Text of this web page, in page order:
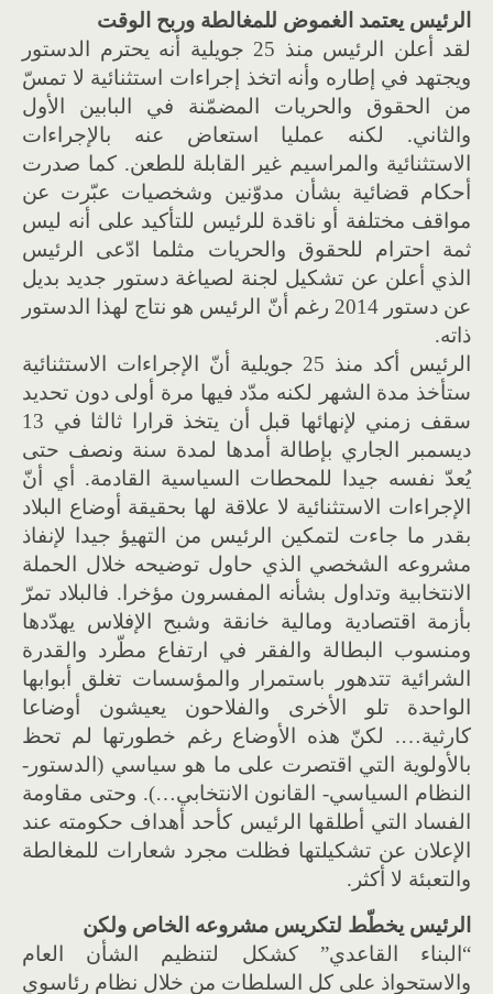
الرئيس يعتمد الغموض للمغالطة وربح الوقت
لقد أعلن الرئيس منذ 25 جويلية أنه يحترم الدستور
ويجتهد في إطاره وأنه اتخذ إجراءات استثنائية لا تمسّ
من الحقوق والحريات المضمّنة في البابين الأول
والثاني. لكنه عمليا استعاض عنه بالإجراءات
الاستثنائية والمراسيم غير القابلة للطعن. كما صدرت
أحكام قضائية بشأن مدوّنين وشخصيات عبّرت عن
مواقف مختلفة أو ناقدة للرئيس للتأكيد على أنه ليس
ثمة احترام للحقوق والحريات مثلما ادّعى الرئيس
الذي أعلن عن تشكيل لجنة لصياغة دستور جديد بديل
عن دستور 2014 رغم أنّ الرئيس هو نتاج لهذا الدستور
ذاته.
الرئيس أكد منذ 25 جويلية أنّ الإجراءات الاستثنائية
ستأخذ مدة الشهر لكنه مدّد فيها مرة أولى دون تحديد
سقف زمني لإنهائها قبل أن يتخذ قرارا ثالثا في 13
ديسمبر الجاري بإطالة أمدها لمدة سنة ونصف حتى
يُعدّ نفسه جيدا للمحطات السياسية القادمة. أي أنّ
الإجراءات الاستثنائية لا علاقة لها بحقيقة أوضاع البلاد
بقدر ما جاءت لتمكين الرئيس من التهيؤ جيدا لإنفاذ
مشروعه الشخصي الذي حاول توضيحه خلال الحملة
الانتخابية وتداول بشأنه المفسرون مؤخرا. فالبلاد تمرّ
بأزمة اقتصادية ومالية خانقة وشبح الإفلاس يهدّدها
ومنسوب البطالة والفقر في ارتفاع مطّرد والقدرة
الشرائية تتدهور باستمرار والمؤسسات تغلق أبوابها
الواحدة تلو الأخرى والفلاحون يعيشون أوضاعا
كارثية…. لكنّ هذه الأوضاع رغم خطورتها لم تحظ
بالأولوية التي اقتصرت على ما هو سياسي (الدستور-
النظام السياسي- القانون الانتخابي…). وحتى مقاومة
الفساد التي أطلقها الرئيس كأحد أهداف حكومته عند
الإعلان عن تشكيلتها فظلت مجرد شعارات للمغالطة
والتعبئة لا أكثر.
الرئيس يخطّط لتكريس مشروعه الخاص ولكن
“البناء القاعدي” كشكل لتنظيم الشأن العام
والاستحواذ على كل السلطات من خلال نظام رئاسوي